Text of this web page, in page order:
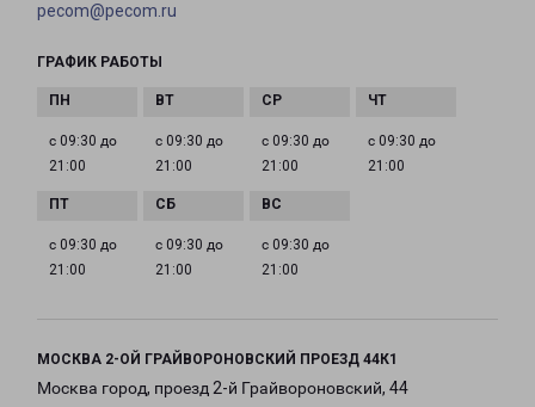
pecom@pecom.ru
ГРАФИК РАБОТЫ
с 09:30 до
21:00
с 09:30 до
21:00
с 09:30 до
21:00
с 09:30 до
21:00
с 09:30 до
21:00
с 09:30 до
21:00
с 09:30 до
21:00
МОСКВА 2-ОЙ ГРАЙВОРОНОВСКИЙ ПРОЕЗД 44К1
Москва город, проезд 2-й Грайвороновский, 44